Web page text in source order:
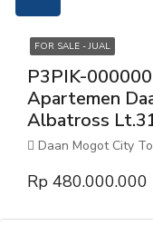
FOR SALE - JUAL
P3PIK-
Apartemen
Albatross
Daan Mogot City
Rp 480.000.000